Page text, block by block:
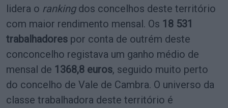
lidera o rankingdos concelhos deste território
com maior rendimento mensal. Os 18 531
trabalhadores por conta de outrém deste
conconcelho registava um ganho médio de
mensal de 1368,8 euros, seguido muito perto
do concelho de Vale de Cambra. O universo da
classe trabalhadora deste território é